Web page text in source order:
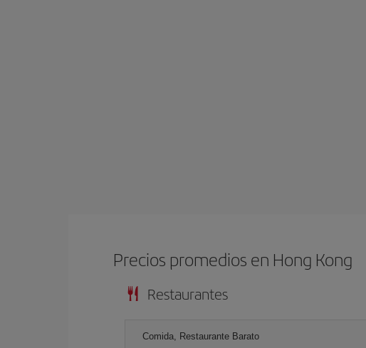
Precios promedios en Hong Kong
Restaurantes
Comida, Restaurante Barato